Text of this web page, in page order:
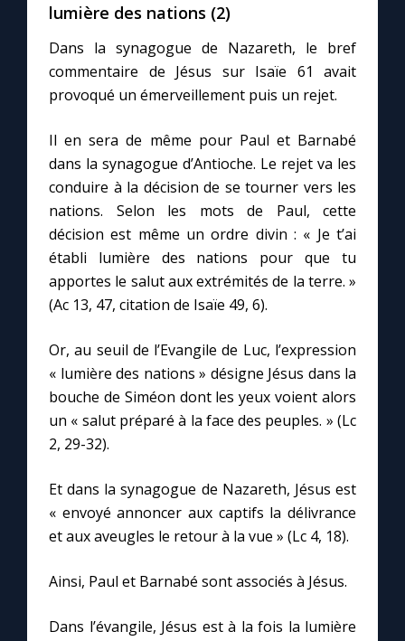
lumière des nations (2)
Dans la synagogue de Nazareth, le bref
commentaire de Jésus sur Isaïe 61 avait
provoqué un émerveillement puis un rejet.
Il en sera de même pour Paul et Barnabé
dans la synagogue d’Antioche. Le rejet va les
conduire à la décision de se tourner vers les
nations. Selon les mots de Paul, cette
décision est même un ordre divin : « Je t’ai
établi lumière des nations pour que tu
apportes le salut aux extrémités de la terre. »
(Ac 13, 47, citation de Isaïe 49, 6).
Or, au seuil de l’Evangile de Luc, l’expression
« lumière des nations » désigne Jésus dans la
bouche de Siméon dont les yeux voient alors
un « salut préparé à la face des peuples. » (Lc
2, 29-32).
Et dans la synagogue de Nazareth, Jésus est
« envoyé annoncer aux captifs la délivrance
et aux aveugles le retour à la vue » (Lc 4, 18).
Ainsi, Paul et Barnabé sont associés à Jésus.
Dans l’évangile, Jésus est à la fois la lumière